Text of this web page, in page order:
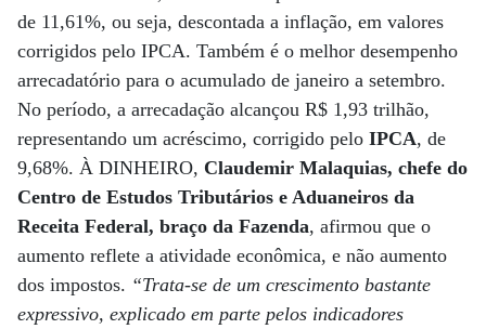
de 11,61%, ou seja, descontada a inflação, em valores
corrigidos pelo IPCA. Também é o melhor desempenho
arrecadatório para o acumulado de janeiro a setembro.
No período, a arrecadação alcançou R$ 1,93 trilhão,
representando um acréscimo, corrigido pelo IPCA, de
9,68%. À DINHEIRO, Claudemir Malaquias, chefe do
Centro de Estudos Tributários e Aduaneiros da
Receita Federal, braço da Fazenda, afirmou que o
aumento reflete a atividade econômica, e não aumento
dos impostos. “Trata-se de um crescimento bastante
expressivo, explicado em parte pelos indicadores